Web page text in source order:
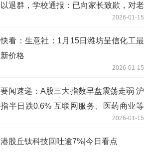
以退群，学校通报：已向家长致歉，对老
2026-01-15
快看：生意社：1月15日潍坊呈信化工最
新价格
2026-01-15
要闻速递：A股三大指数早盘震荡走弱 沪
指半日跌0.6% 互联网服务、医药商业等
2026-01-15
港股丘钛科技回吐逾7%|今日看点